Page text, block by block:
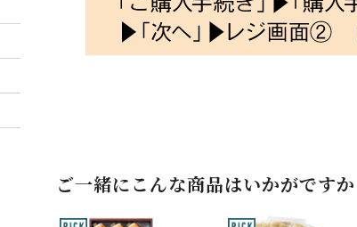
ご一緒にこんな商品はいかがですか